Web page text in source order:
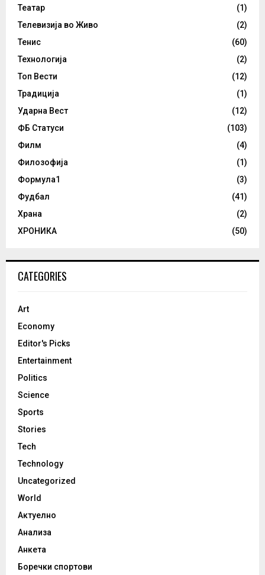
Театар
(1)
Телевизија во Живо
(2)
Тенис
(60)
Технологија
(2)
Топ Вести
(12)
Традиција
(1)
Ударна Вест
(12)
ФБ Статуси
(103)
Филм
(4)
Филозофија
(1)
Формула1
(3)
Фудбал
(41)
Храна
(2)
ХРОНИКА
(50)
CATEGORIES
Art
Economy
Editor's Picks
Entertainment
Politics
Science
Sports
Stories
Tech
Technology
Uncategorized
World
Актуелно
Анализа
Анкета
Боречки спортови